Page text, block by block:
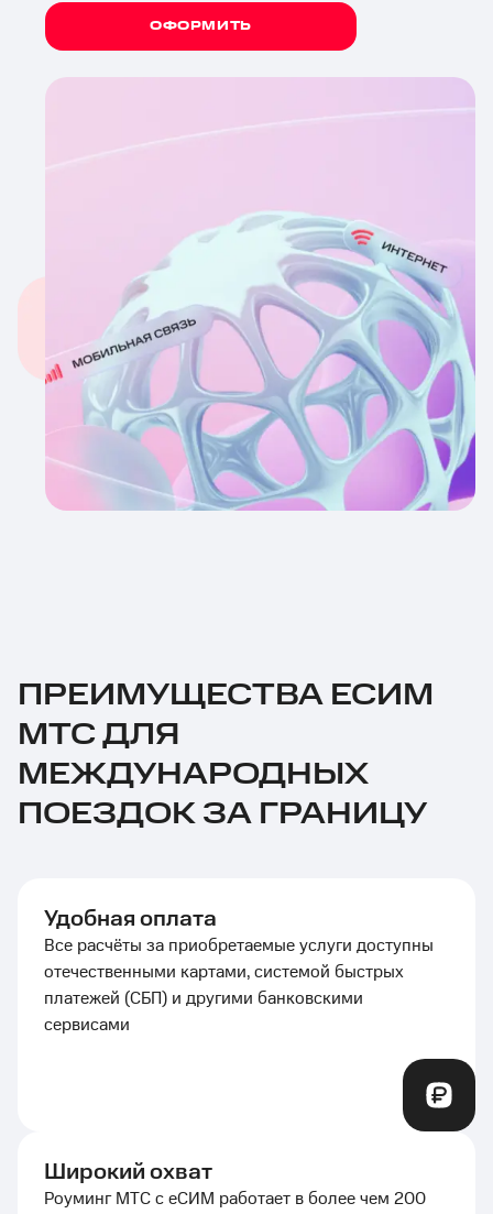
ОФОРМИТЬ
ПРЕИМУЩЕСТВА ЕСИМ
МТС ДЛЯ
МЕЖДУНАРОДНЫХ
ПОЕЗДОК ЗА ГРАНИЦУ
Удобная оплата
Все расчёты за приобретаемые услуги доступны
отечественными картами, системой быстрых
платежей (СБП) и другими банковскими
сервисами
Широкий охват
Роуминг МТС с еСИМ работает в более чем 200